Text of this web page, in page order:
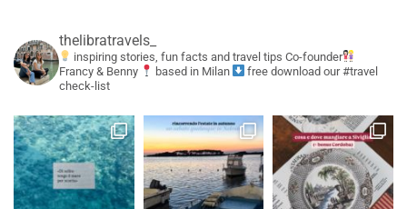
thelibratravels_
inspiring stories, fun facts and travel tips Co-founder
Francy & Benny
based in Milan
free download our #travel
check-list